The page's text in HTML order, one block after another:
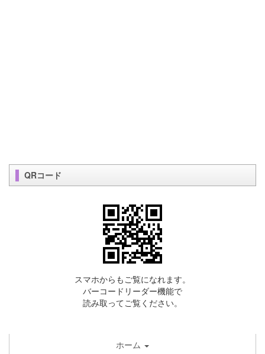
QRコード
スマホからもご覧になれます。
バーコードリーダー機能で
読み取ってご覧ください。
ホーム